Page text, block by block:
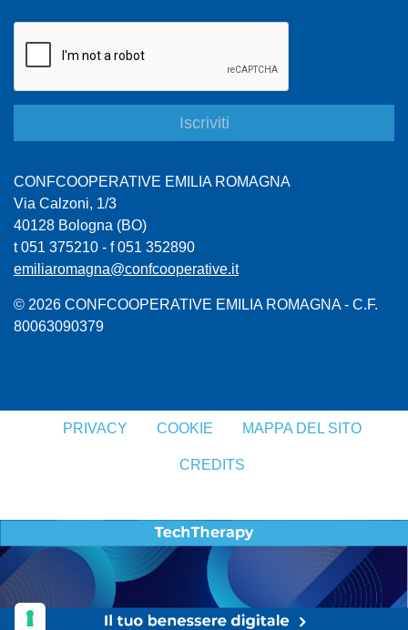
CONFCOOPERATIVE EMILIA ROMAGNA
Via Calzoni, 1/3
40128 Bologna (BO)
t 051 375210 - f 051 352890
emiliaromagna@confcooperative.it
© 2026 CONFCOOPERATIVE EMILIA ROMAGNA - C.F.
80063090379
PRIVACY COOKIE MAPPA DEL SITO
CREDITS